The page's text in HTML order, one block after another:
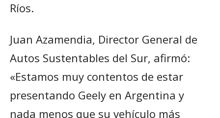
Ríos.
Juan Azamendia, Director General de
Autos Sustentables del Sur, afirmó:
«Estamos muy contentos de estar
presentando Geely en Argentina y
nada menos que su vehículo más